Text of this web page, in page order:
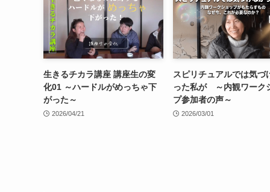
生きるチカラ講座 講座生の変
化01 ～ハードルがめっちゃ下
がった～
2026/04/21
スピリチュアルでは気づ
った私が ～内観ワーク
プ参加者の声～
2026/03/01